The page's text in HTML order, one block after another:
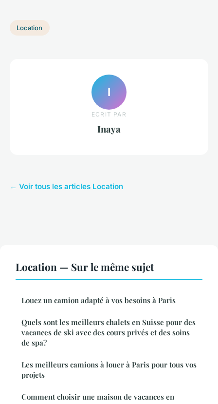
Location
I
ECRIT PAR
Inaya
← Voir tous les articles Location
Location — Sur le même sujet
Louez un camion adapté à vos besoins à Paris
Quels sont les meilleurs chalets en Suisse pour des
vacances de ski avec des cours privés et des soins
de spa?
Les meilleurs camions à louer à Paris pour tous vos
projets
Comment choisir une maison de vacances en